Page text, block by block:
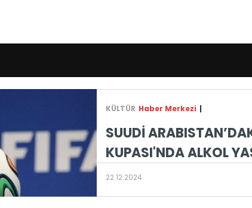
KÜLTÜR Haber Merkezi |
SUUDİ
KUPASI'NDA ALKOL
22.12.2024